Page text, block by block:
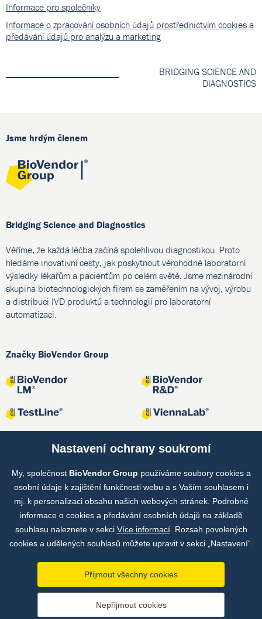
Informace pro společníky
Informace o zpracování osobních údajů prostřednictvím cookies a
předávání údajů pro analýzu a marketing
BRIDGING SCIENCE AND
DIAGNOSTICS
Jsme hrdým členem
Bridging Science and Diagnostics
Věříme, že každá léčba začíná spolehlivou diagnostikou. Proto
hledáme inovativní cesty, jak poskytnout věrohodné laboratorní
výsledky lékařům a pacientům po celém světě. Jsme mezinárodní
skupina biotechnologických firem se zaměřením na vývoj, výrobu
a distribuci IVD produktů a technologií pro laboratorní
automatizaci.
Značky BioVendor Group
Společné projekty
Copyright © by BioVendor Group 2026
Nastavení ochrany soukromí
My, společnost BioVendor Group používáme soubory cookies a
osobní údaje k zajištění funkčnosti webu a s Vaším souhlasem i
mj. k personalizaci obsahu našich webových stránek. Podrobné
informace o cookies a předávání osobních údajů na základě
souhlasu naleznete v sekci Více informací. Rozsah povolených
cookies a udělených souhlasů můžete upravit v sekci „Nastavení“.
Přijmout všechny cookies
Nepřijmout cookies